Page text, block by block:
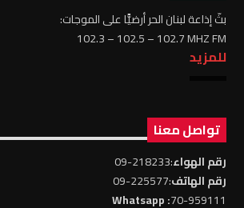
بثّ إذاعة لبنان الحر أرضيًّا على الموجات:
102.3 – 102.5 – 102.7 MHZ FM
للمزيد
تواصل معنا
رقم الهواء:218233-09
رقم الهاتف:225577-09
70-959111
: Whatsapp